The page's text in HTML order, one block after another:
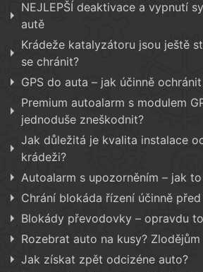
NEJLEPŠÍ deaktivace a vypnutí
autě
Krádeže katalyzátoru jsou ještě
se chránit?
GPS do auta – jak účinně
Premium autoalarm s modulem
jednoduše zneškodnit?
Jak důležitá je kvalita instalace
krádeži?
Autoalarm s upozorněním – jak
Chrání blokáda řízení účinně
Blokády převodovky – opravdu
Rozebrat auto na kusy?
Jak získat zpět odcizéne auto?